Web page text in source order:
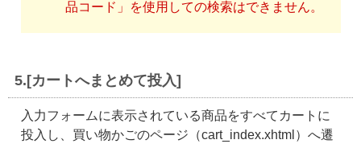
品コード」を使用しての検索はできません。
5.[カートへまとめて投入]
入力フォームに表示されている商品をすべてカートに
投入し、買い物かごのページ（cart_index.xhtml）へ遷